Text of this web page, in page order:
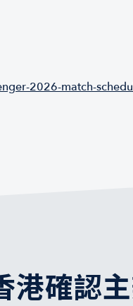
2026-match-
港確認